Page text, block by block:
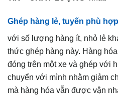
Ghép hàng lẻ, tuyến phù hợp
với số lượng hàng ít, nhỏ lẻ
thức ghép hàng này. Hàng
đóng trên một xe và ghép với
chuyển với mình nhằm giảm
mà hàng hóa vẫn được vận